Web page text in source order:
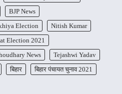
BJP News
Election
Nitish Kumar
Election 2021
News
Tejashwi Yadav
बिहार
बिहार पंचायत चुनाव 2021